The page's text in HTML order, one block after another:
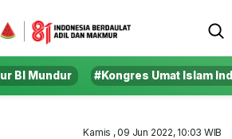
BI Mundur #Kongres Umat Islam
Kamis , 09 Jun 2022, 10:03 WIB